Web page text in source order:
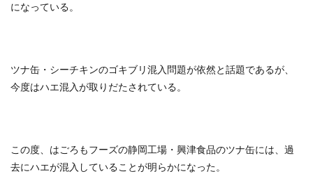
になっている。
ツナ缶・シーチキンのゴキブリ混入問題が依然と話題であるが、
今度はハエ混入が取りだたされている。
この度、はごろもフーズの静岡工場・興津食品のツナ缶には、過
去にハエが混入していることが明らかになった。